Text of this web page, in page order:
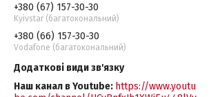
+380 (67) 157-30-30
Kyivstar (багатокональний)
+380 (66) 157-30-30
Vodafone (багатокональний)
Наш канал в Youtube https://www.youtu